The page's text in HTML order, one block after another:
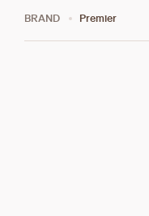
BRAND Premier